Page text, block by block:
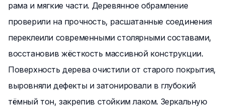
рама и мягкие части. Деревянное обрамление
проверили на прочность, расшатанные соединения
переклеили современными столярными составами,
восстановив жёсткость массивной конструкции.
Поверхность дерева очистили от старого покрытия,
выровняли дефекты и затонировали в глубокий
тёмный тон, закрепив стойким лаком. Зеркальную